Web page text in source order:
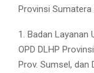
Provinsi Sumatera
1. Badan Layanan
OPD DLHP
Prov. Sumsel, dan